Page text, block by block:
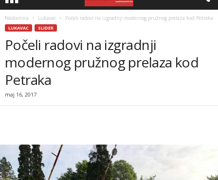
Naslovnica Lukavac Počeli radovi na izgradnji modernog pružnog prelaza kod Petraka
LUKAVAC SLIDER
Počeli radovi na izgradnji
modernog pružnog prelaza kod
Petraka
maj 16, 2017